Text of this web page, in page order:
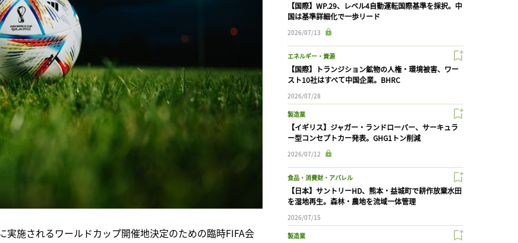
施されるワールドカップ開催地決定のための臨時FIFA会
【国際】WP.29、レベル4自動運転国際基準を採択。中
国は基準詳細化で一歩リード
2026/07/13
エネルギー・資源
【国際】トランジション鉱物の人権・環境被害、ワー
スト10社はすべて中国企業。BHRC
2026/07/28
製造業
【イギリス】ジャガー・ランドローバー、サーキュラ
ー型コンセプトカー発表。GHG1トン削減
2026/07/12
食品・消費財・アパレル
【日本】サントリーHD、熊本・益城町で耕作放棄水田
を湿地再生。森林・農地を流域一体管理
2026/07/15
製造業